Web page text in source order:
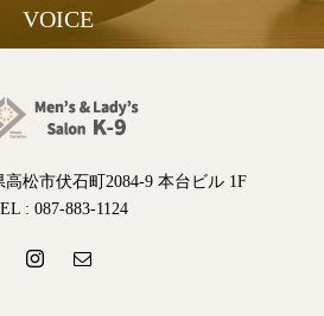
VOICE
高松市伏石町2084-9 本台ビル 1F
: 087-883-1124